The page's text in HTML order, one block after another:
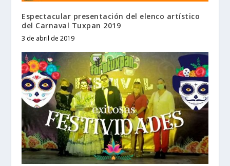
Espectacular presentación del elenco artístico
del Carnaval Tuxpan 2019
3 de abril de 2019